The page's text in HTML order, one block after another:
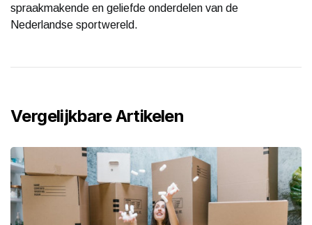
spraakmakende en geliefde onderdelen van de
Nederlandse sportwereld.
Vergelijkbare Artikelen